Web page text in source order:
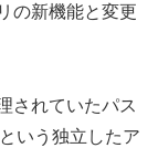
の新機能と変更
されていたパス
いう独立したア